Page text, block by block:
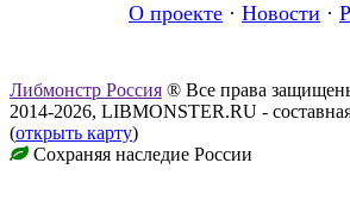
О проекте · Новости ·
Либмонстр Россия ® Все права
2014-2026, LIBMONSTER.RU -
(открыть карту)
Сохраняя наследие России